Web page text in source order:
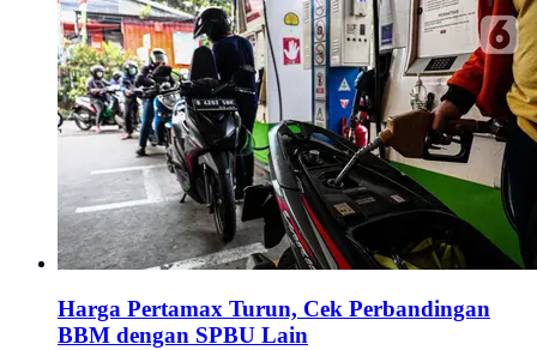
Harga Pertamax Turun, Cek Perbandingan
BBM dengan SPBU Lain